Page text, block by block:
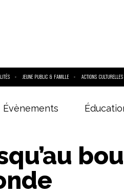
JEUNE PUBLIC & FAMILLE ACTIONS CULTURELLES
Évènements